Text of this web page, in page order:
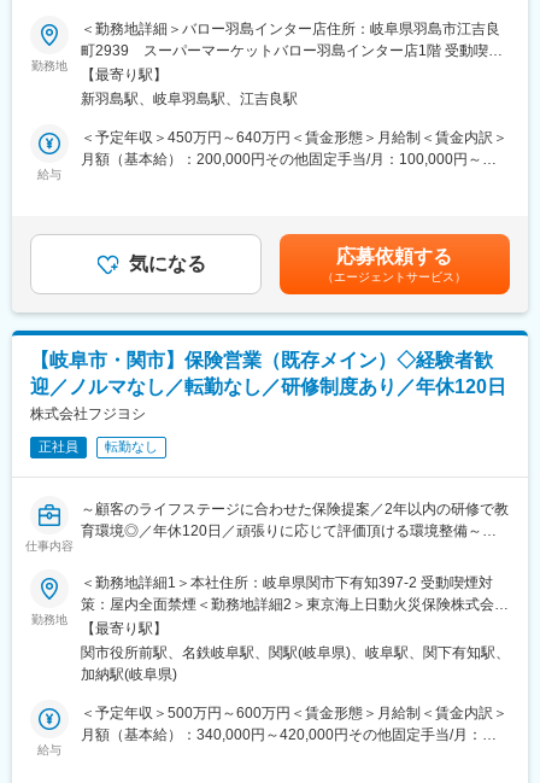
17時 事務所に戻り当日の対応記録をPCに入力。翌日の準備
■入社後の流れ
ご入社後は1週間ほどの本社研修後1年～2年間【東京海上日動火
で頂きます。
場所は岐阜駅から近い為お引越しを伴うようなことは御座いませ
称：岐阜支社※2025年４月より岐阜東支社に改名予定）
・勤務地：岐阜市金町6－4 岐阜東京海上日動ビル4F
・事業内容：新規開拓や出向先からの紹介顧客の対応、同社の顧
客の対応などを行って頂きます。
※業務内容は上記内容と同じ
■企業魅力
残業は月20~30時間程／土日は会社が閉まっておりますが、顧客
との予定の調整上訪問などが発生する事も御座います。
給与は基本給＋業績給となっていますが基本給の割合が大きいた
事務所はフリーデスクの為様々な社員と交流ができ助け合いなが
ら業務に打ち込むことが可能。
変更の範囲：会社の定める業務
■業務内容：
来店型保険サービスショップ『保険ほっとライン』にて、個人の
お客様対応をお任せします。
■業務詳細：
（1）既契約者フォロー 給付、保全など
当社では、保険のお支払いまでしっかり対応することを大切にし
（2）保険についてのご相談対応
お客様のご状況やお気持ちをヒアリングし、最適な保障を一緒に
※家族・友人・知人の勧誘や飛び込み営業は一切ありません。
■教育制度：
入社後はまず「保険ショップ大学」にて研修となります。
未経験でも安心の研修プログラムが用意されており、各店のリー
ダーから、顧客対応、目標管理、スタッフの育成やショップ運営
まで幅広く学ぶことが出来ます。
保険ショップ大学には「卒業」がありません。先輩社員全員が、
日々学び成長を遂げています。
※独り立ち後も個人ではなくチームでの業務になりますのでご安心
■キャリアパス：
個人のキャリア志向にあわせ、スタッフの育成や店舗運営などに
も携わることができるほか、中には定年後も活躍しているスタッ
フもいるなど、長く勤めていただける環境です。（最短で入社9か
※ショップスタッフ→ショップリーダー（1店舗の責任者）→ユニ
ットリーダー（3店舗の責任者）
勤務地
＜勤務地詳細＞バロー羽島インター店住所：岐阜県羽島市江吉良
町2939 スーパーマーケットバロー羽島インター店1階 受動喫煙
対策：屋内全面禁煙
【最寄り駅】
新羽島駅、岐阜羽島駅、江吉良駅
給与
＜予定年収＞450万円～640万円＜賃金形態＞月給制＜賃金内訳＞
月額（基本給）：200,000円その他固定手当/月：100,000円～
ョップスタッフ 530万円2年目ショップリーダー 800万円3年目
ユニットリーダー 1200万円賃金はあくまでも目安の金額であ
り、選考を通じて上下する可能性があります。月給(月額)は固定手
当を含めた表記です。
気になる 応募依頼する
（エージェントサービス）
【岐阜市・関市】保険営業（既存メイン）◇経験者歓
迎／ノルマなし／転勤なし／研修制度あり／年休120日
株式会社フジヨシ
正社員 転勤なし
仕事内容
～顧客のライフステージに合わせた保険提案／2年以内の研修で教
育環境◎／年休120日／頑張りに応じて評価頂ける環境整備～
■業務内容
保険の新規加入・見直しをご検討するお客様に、ライフスタイル
や人生設計・お困りごとを伺い、新たなご提案や更新フォローな
どを行います。
研修中は保険会社から住宅支援機構の火災保険の満期を迎えるお
客様の情報提供あり、訪問先に困ることが無いように配慮してい
ます。
※ノルマなし・既存営業メイン※
勤務地
＜勤務地詳細1＞本社住所：岐阜県関市下有知397-2 受動喫煙対
策：屋内全面禁煙＜勤務地詳細2＞東京海上日動火災保険株式会社
住所：岐阜県岐阜市金町6－4 岐阜東京海上日動ビル4F受動喫煙対
策：敷地内喫煙可能場所あり変更の範囲：会社の定める事業所
【最寄り駅】
関市役所前駅、名鉄岐阜駅、関駅(岐阜県)、岐阜駅、関下有知駅、
加納駅(岐阜県)
給与
＜予定年収＞500万円～600万円＜賃金形態＞月給制＜賃金内訳＞
月額（基本給）：340,000円～420,000円その他固定手当/月：